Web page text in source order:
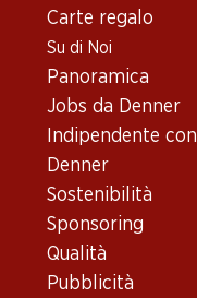
Carte regalo
Su di Noi
Panoramica
Jobs da Denner
Indipendente con
Denner
Sostenibilità
Sponsoring
Qualità
Pubblicità
di beva
di beva
di CO2